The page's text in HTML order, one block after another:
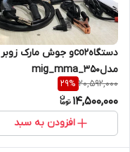
دستگاهco2و جوش مارک زوبر
مدلmig_mma_350
20,592,000
29%
14,500,000
افزودن به سبد